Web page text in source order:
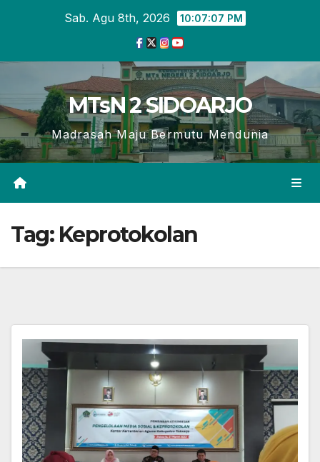
Sab. Agu 8th, 2026 10:07:08 PM
MTsN 2 SIDOARJO
Madrasah Maju Bermutu Mendunia
Tag: Keprotokolan